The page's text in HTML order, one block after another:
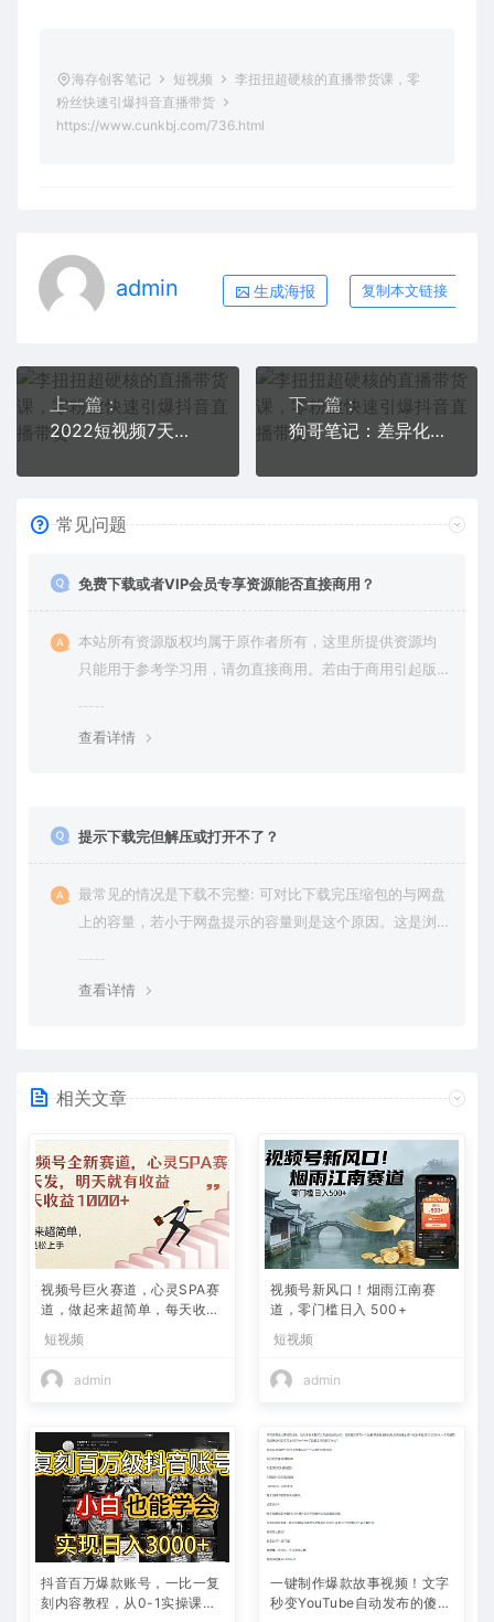
海存创客笔记 短视频
李扭扭超硬核的直播带货课，零
粉丝快速引爆抖音直播带货
https://www.cunkbj.com/736.html
admin 生成海报 复制本文链接
上一篇：
2022短视频7天起号模式，教大家如何0基础，玩好短视频
下一篇：
狗哥笔记：差异化起号策略，教你策划一个容易起的自媒体抖音账号
常见问题
免费下载或者VIP会员专享资源能否直接商用？
本站所有资源版权均属于原作者所有，这里所提供资源均
只能用于参考学习用，请勿直接商用。若由于商用引起版
查看详情
提示下载完但解压或打开不了？
最常见的情况是下载不完整: 可对比下载完压缩包的与网盘
上的容量，若小于网盘提示的容量则是这个原因。这是浏
查看详情
相关文章
视频号巨火赛道，心灵SPA赛
道，做起来超简单，每天收益
800+
短视频
admin
视频号新风口！烟雨江南赛
道，零门槛日入 500+
短视频
admin
抖音百万爆款账号，一比一复
刻内容教程，从0-1实操课，
一键制作爆款故事视频！文字
秒变YouTube自动发布的傻瓜